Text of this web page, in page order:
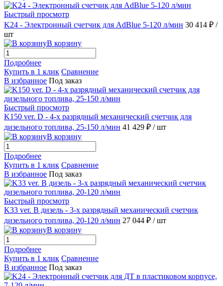
Быстрый просмотр
K24 - Электронный счетчик для AdBlue 5-120 л/мин 30 414 ₽ /
шт
В корзину
Подробнее
Купить в 1 клик Сравнение
В избранное Под заказ
Быстрый просмотр
K150 ver. D - 4-х разрядный механический счетчик для
дизельного топлива, 25-150 л/мин 41 429 ₽ / шт
В корзину
Подробнее
Купить в 1 клик Сравнение
В избранное Под заказ
Быстрый просмотр
K33 ver. B дизель - 3-х разрядный механический счетчик
дизельного топлива, 20-120 л/мин 27 044 ₽ / шт
В корзину
Подробнее
Купить в 1 клик Сравнение
В избранное Под заказ